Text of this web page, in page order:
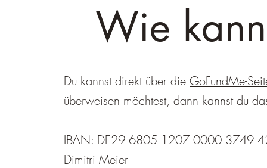
Wie
Du kannst direkt über die GoFundMe-
überweisen möchtest, dann kannst du
IBAN: DE29 6805 1207 0000 3749
Dimitri Meier